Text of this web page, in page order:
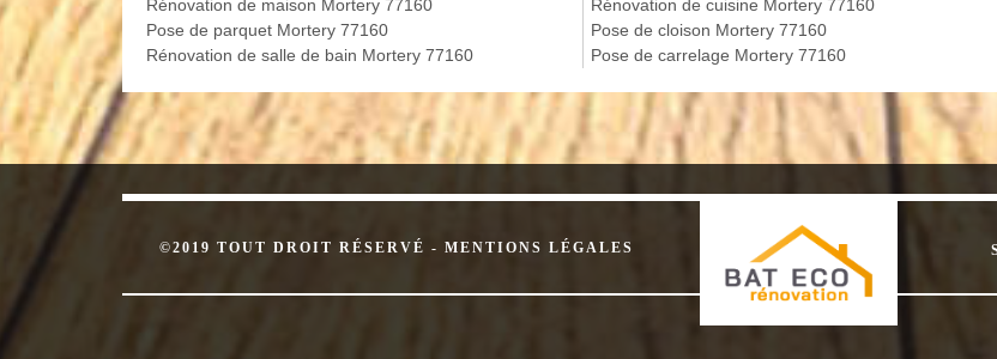
Rénovation de maison Mortery 77160
Pose de parquet Mortery 77160
Rénovation de salle de bain Mortery 77160
Rénovation de cuisine Mortery 77160
Pose de cloison Mortery 77160
Pose de carrelage Mortery 77160
©2019 TOUT DROIT RÉSERVÉ - MENTIONS LÉGALES